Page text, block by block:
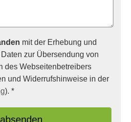
mit der Erhebung und
zur Übersendung von
des Webseitenbetreibers
und Widerrufshinweise in der
). *
absenden